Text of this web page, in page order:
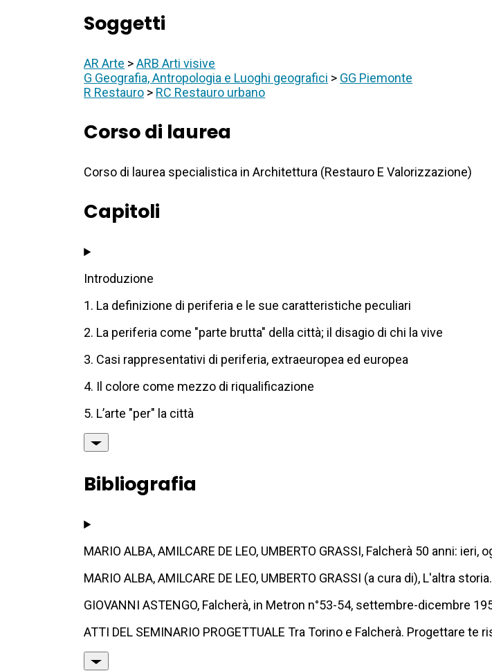
Soggetti
AR Arte >ARB Arti visive
G Geografia, Antropologia e Luoghi geografici > GG Piemonte
R Restauro > RC Restauro urbano
Corso di laurea
Corso di laurea specialistica in Architettura (Restauro E Valorizzazione)
Capitoli
Introduzione
1. La definizione di periferia e le sue caratteristiche peculiari
2. La periferia come "parte brutta" della città; il disagio di chi la vive
3. Casi rappresentativi di periferia, extraeuropea ed europea
4. Il colore come mezzo di riqualificazione
5. L’arte "per" la città
Bibliografia
MARIO ALBA, AMILCARE DE LEO, UMBERTO GRASSI, Falcherà 50 anni:
MARIO ALBA, AMILCARE DE LEO, UMBERTO GRASSI (a cura di), L'altra
GIOVANNI ASTENGO, Falcherà, in Metron n°53-54, settembre-dicembre
ATTI DEL SEMINARIO PROGETTUALE Tra Torino e Falcherà. Progettare